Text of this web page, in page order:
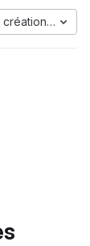
création la plus